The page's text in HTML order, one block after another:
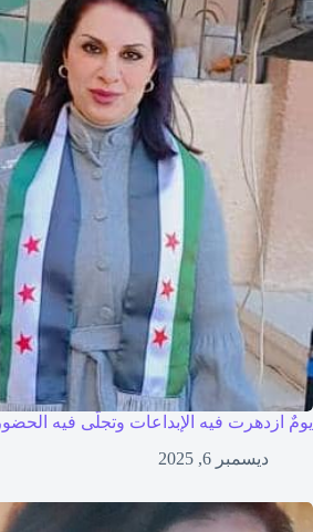
يومٌ ازدهرت فيه الإبداعات وتجلّى فيه
ديسمبر 6, 2025